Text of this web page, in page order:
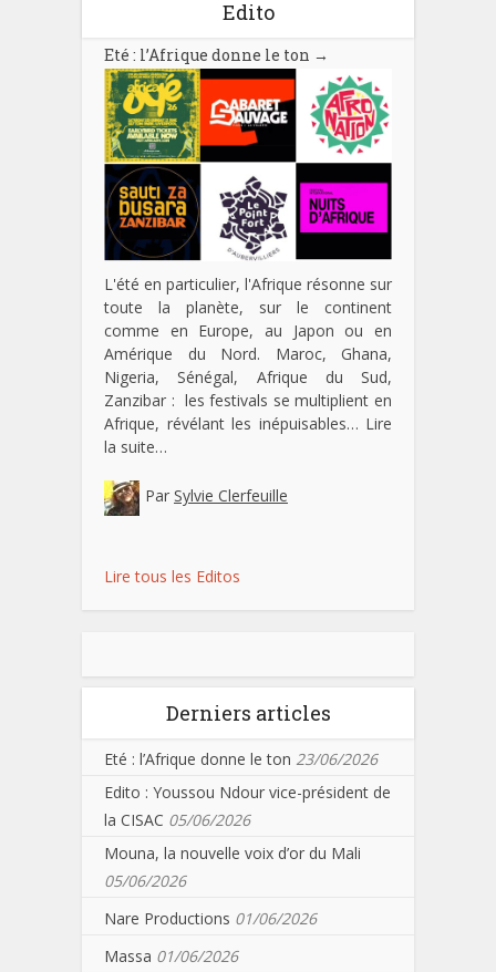
Edito
Eté : l’Afrique donne le ton →
L'été en particulier, l'Afrique résonne sur
toute la planète, sur le continent
comme en Europe, au Japon ou en
Amérique du Nord. Maroc, Ghana,
Nigeria, Sénégal, Afrique du Sud,
Zanzibar : les festivals se multiplient en
Afrique, révélant les inépuisables… Lire
la suite…
Par Sylvie Clerfeuille
Lire tous les Editos
Derniers articles
Eté : l’Afrique donne le ton 23/06/2026
Edito : Youssou Ndour vice-président de
la CISAC 05/06/2026
Mouna, la nouvelle voix d’or du Mali
05/06/2026
Nare Productions 01/06/2026
Massa 01/06/2026